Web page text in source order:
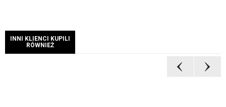
INNI KLIENCI KUPILI
RÓWNIEŻ